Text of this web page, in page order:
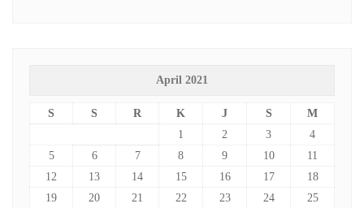
April 2021
S S R K J S
M
1
2 3
4
5
6 7 8 9 10
11
12
13 14 15 16 17
18
19
20 21 22 23 24
25